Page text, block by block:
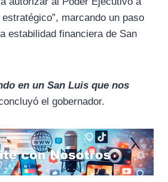
marcando un paso
estabilidad financiera de San
en un San Luis que nos
el gobernador.